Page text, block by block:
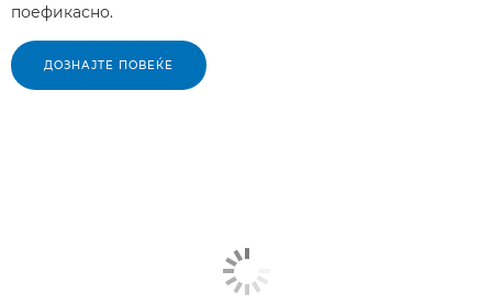
поефикасно.
ДОЗНАЈТЕ ПОВЕЌЕ